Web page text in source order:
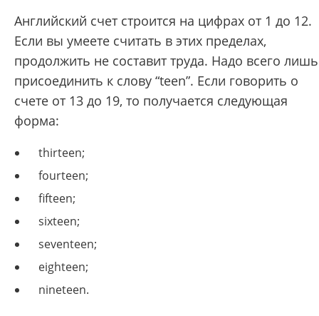
Английский счет строится на цифрах от 1 до 12.
Если вы умеете считать в этих пределах,
продолжить не составит труда. Надо всего лишь
присоединить к слову “teen”. Если говорить о
счете от 13 до 19, то получается следующая
форма:
thirteen;
fourteen;
fifteen;
sixteen;
seventeen;
eighteen;
nineteen.